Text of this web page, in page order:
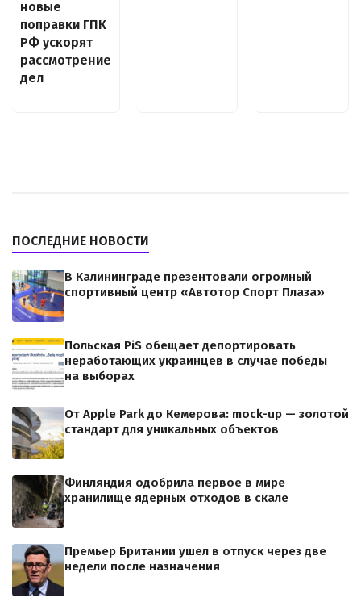
новые
поправки ГПК
РФ ускорят
рассмотрение
дел
ПОСЛЕДНИЕ НОВОСТИ
В Калининграде презентовали огромный
спортивный центр «Автотор Спорт Плаза»
Польская PiS обещает депортировать
неработающих украинцев в случае победы
на выборах
От Apple Park до Кемерова: mock-up — золотой
стандарт для уникальных объектов
Финляндия одобрила первое в мире
хранилище ядерных отходов в скале
Премьер Британии ушел в отпуск через две
недели после назначения